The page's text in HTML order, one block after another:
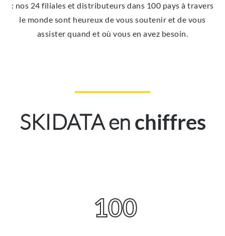
: nos 24 filiales et distributeurs dans 100 pays à travers
le monde sont heureux de vous soutenir et de vous
assister quand et où vous en avez besoin.
SKIDATA en chiffres
100